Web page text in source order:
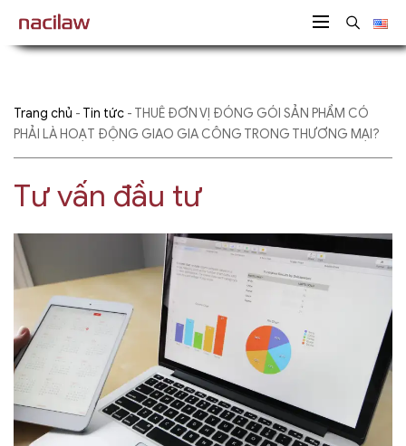
Trang chủ - Tin tức - THUÊ ĐƠN VỊ ĐÓNG GÓI SẢN PHẨM CÓ
PHẢI LÀ HOẠT ĐỘNG GIAO GIA CÔNG TRONG THƯƠNG MẠI?
Tư vấn đầu tư